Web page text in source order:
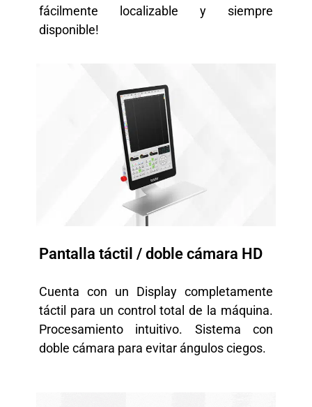
fácilmente localizable y siempre
disponible!
Pantalla táctil / doble cámara HD
Cuenta con un Display completamente
táctil para un control total de la máquina.
Procesamiento intuitivo. Sistema con
doble cámara para evitar ángulos ciegos.